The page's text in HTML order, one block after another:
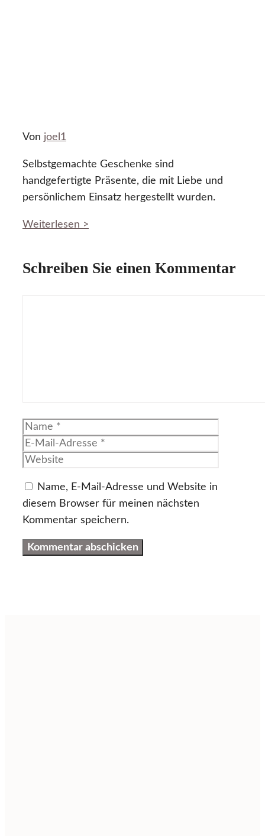
Von joel1
Selbstgemachte Geschenke sind
handgefertigte Präsente, die mit Liebe und
persönlichem Einsatz hergestellt wurden.
Weiterlesen >
Schreiben Sie einen Kommentar
Name
Name, E-Mail-Adresse und Website in
diesem Browser für meinen nächsten
Kommentar speichern.